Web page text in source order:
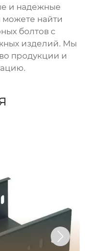
и надежные
можете найти
болтов с
изделий. Мы
продукции и